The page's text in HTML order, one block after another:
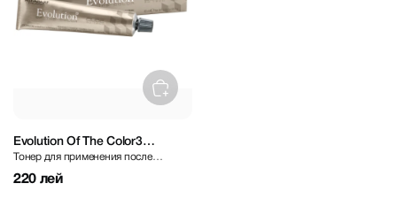
Evolution Of The Color3
Harmonizer 60 ml
Тонер для применения после
обесцвечивания
220 лей